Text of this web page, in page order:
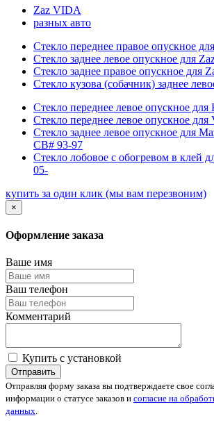
Zaz VIDA
разных авто
Стекло переднее правое опускное
Стекло заднее левое опускное для
Стекло заднее правое опускное для
Стекло кузова (собачник) заднее
Стекло переднее левое опускное
Стекло переднее левое опускное для
Стекло заднее левое опускное для
CB# 93-97
Стекло лобовое с обогревом в клей
05-
купить за один клик (мы вам перезвоним)
×
Оформление заказа
Ваше имя
Ваш телефон
Комментарий
Купить с установкой
Отправить
Отправляя форму заказа вы подтверждаете свое
информации о статусе заказов и согласие на
данных.